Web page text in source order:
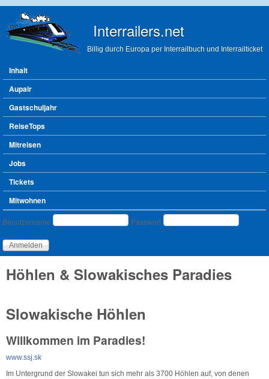
Interrailers.net
Billig durch Europa per Interrailbuch und Interrailticket
Hauptmenü
Inhalt
Aupair
Gastschuljahr
ReiseTops
Mitreisen
Jobs
Tickets
Mitwohnen
Benutzeranmeldung
Benutzername Passwort
Höhlen & Slowakisches Paradies
Slowakische Höhlen
Willkommen im Paradies!
www.ssj.sk
Im Untergrund der Slowakei tun sich mehr als 3700 Höhlen auf, von denen